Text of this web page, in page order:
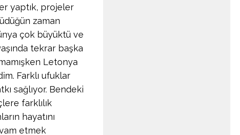
yaptık, projeler
zaman
çok büyüktü ve
tekrar başka
Letonya
Farklı ufuklar
sağlıyor. Bendeki
farklılık
hayatını
etmek